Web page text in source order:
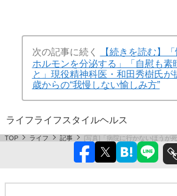
次の記事に続く
【続きを読む】
ホルモンを分泌する」「自慰も素
と」現役精神科医・和田秀樹氏が
歳からの“我慢しない愉しみ方”
ライフライフスタイルヘルス
TOP ライフ 記事 [写真]「病院に行かないほうが